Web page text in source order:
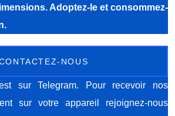
Adoptez-le et consommez-
NOUS
sur Telegram. Pour recevoir nos
sur votre appareil rejoignez-nous